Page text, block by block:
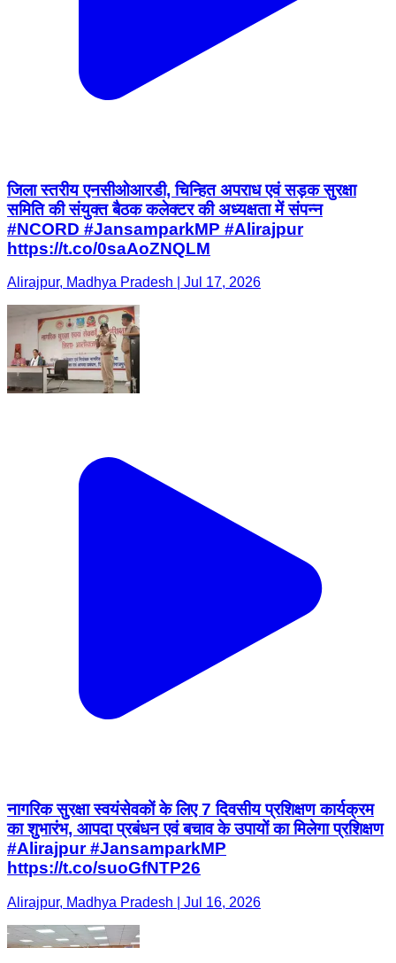
जिला स्तरीय एनसीओआरडी, चिन्हित अपराध एवं सड़क सुरक्षा
समिति की संयुक्त बैठक कलेक्टर की अध्यक्षता में संपन्न
#NCORD #JansamparkMP #Alirajpur
https://t.co/0saAoZNQLM
Alirajpur, Madhya Pradesh | Jul 17, 2026
नागरिक सुरक्षा स्वयंसेवकों के लिए 7 दिवसीय प्रशिक्षण कार्यक्रम
का शुभारंभ, आपदा प्रबंधन एवं बचाव के उपायों का मिलेगा प्रशिक्षण
#Alirajpur #JansamparkMP
https://t.co/suoGfNTP26
Alirajpur, Madhya Pradesh | Jul 16, 2026